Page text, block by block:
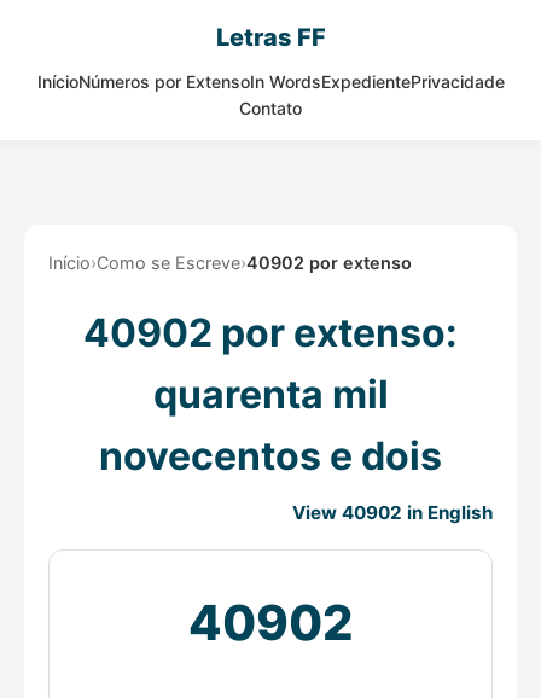
Letras FF
InícioNúmeros por ExtensoIn WordsExpedientePrivacidade
Contato
Início›Como se Escreve›40902 por extenso
40902 por extenso:
quarenta mil
novecentos e dois
View 40902 in English
40902